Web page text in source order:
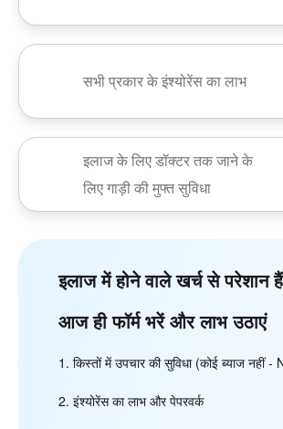
सभी प्रकार के इंश्योरेंस का लाभ
इलाज के लिए डॉक्टर तक जाने के
लिए गाड़ी की मुफ्त सुविधा
इलाज में होने वाले खर्च से परेशान
आज ही फॉर्म भरें और लाभ उठाएं
किस्तों में उपचार की सुविधा (कोई ब्याज नहीं
इंश्योरेंस का लाभ और पेपरवर्क